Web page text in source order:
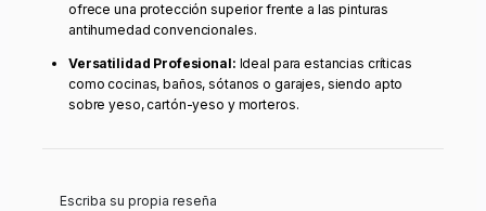
ofrece una protección superior frente a las pinturas
antihumedad convencionales.
Versatilidad Profesional: Ideal para estancias críticas
como cocinas, baños, sótanos o garajes, siendo apto
sobre yeso, cartón-yeso y morteros.
Escriba su propia reseña